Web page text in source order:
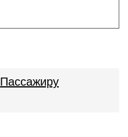
Пассажиру